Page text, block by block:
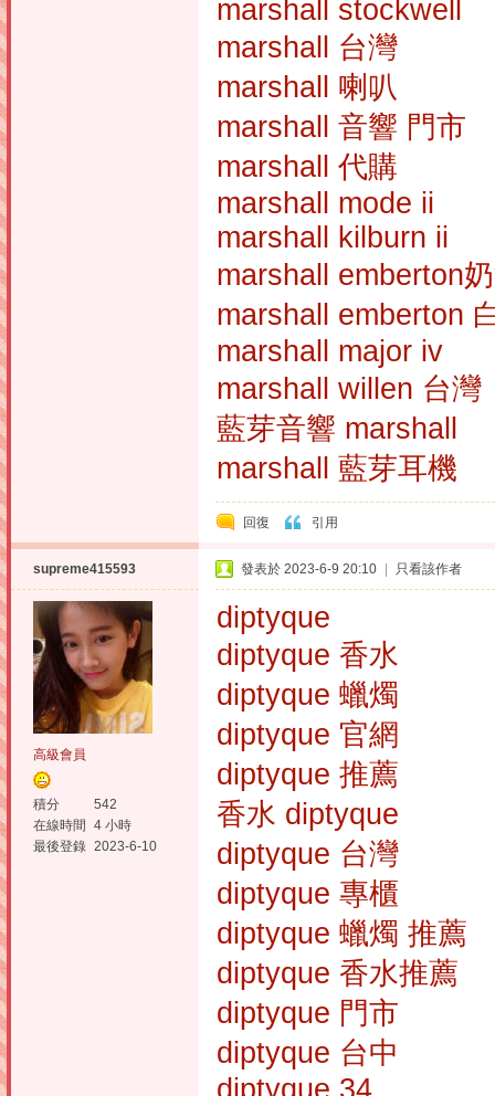
marshall stockwell
marshall 台灣
marshall 喇叭
marshall 音響 門市
marshall 代購
marshall mode ii
marshall kilburn ii
marshall emberton
marshall emberton
marshall major iv
marshall willen 台灣
藍芽音響 marshall
marshall 藍芽耳機
回復 引用
supreme415593
高級會員
積分
542
在線時間
4 小時
最後登錄 2023-6-10
發表於 2023-6-9 20:10 只看該作者
diptyque
diptyque 香水
diptyque 蠟燭
diptyque 官網
diptyque 推薦
香水 diptyque
diptyque 台灣
diptyque 專櫃
diptyque 蠟燭 推薦
diptyque 香水推薦
diptyque 門市
diptyque 台中
diptyque 34